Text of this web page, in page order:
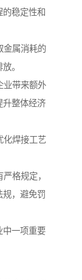
稳定性和
金属消耗的
。
业带来额外
升整体经济
化焊接工艺
格规定，
规，避免罚
中一项重要